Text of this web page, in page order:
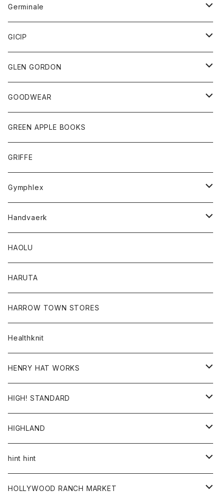
ボトム
アウター
パーカー
グッズ
ネクタイ
チーフ
トップス
シャツ
タンクトップ
ボトム
ショートパンツ
スカート
レディース
スカート
Tシャツ
Germinale
靴
サンダル
GICIP
トップス
Tシャツ
GLEN GORDON
グッズ
手袋
GOODWEAR
トップス
Tシャツ
GREEN APPLE BOOKS
GRIFFE
Gymphlex
アウター
カーディガン
コート
トップス
シャツ
スウェット
レディース
カーディガン
コート
ボトム
パンツ
Handvaerk
トップス
Tシャツ
ロンTEE
HAOLU
HARUTA
HARROW TOWN STORES
Healthknit
HENRY HAT WORKS
帽子
HIGH! STANDARD
アウター
ジャケット
トップス
シャツ
ボトム
HIGHLAND
帽子
hint hint
ストール
HOLLYWOOD RANCH MARKET